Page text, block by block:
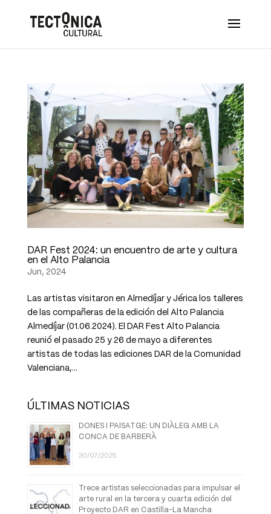
DAR Fest 2024: un encuentro de arte y cultura
en el Alto Palancia
Jun, 2024
Las artistas visitaron en Almedíjar y Jérica los talleres
de las compañeras de la edición del Alto Palancia
Almedíjar (01.06.2024). El DAR Fest Alto Palancia
reunió el pasado 25 y 26 de mayo a diferentes
artistas de todas las ediciones DAR de la Comunidad
Valenciana,...
ÚLTIMAS NOTICIAS
DONES I PAISATGE: UN DIÀLEG AMB LA
CONCA DE BARBERÀ
30/07/2025
Trece artistas seleccionadas para impulsar el
arte rural en la tercera y cuarta edición del
Proyecto DAR en Castilla-La Mancha